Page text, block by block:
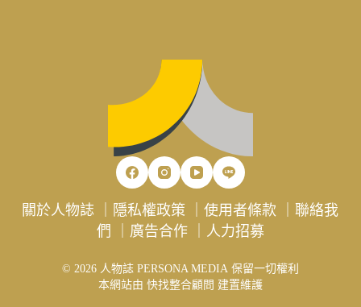
關於人物誌 隱私權政策 ｜使用者條款 ｜聯絡我
們
廣告合作｜ 人力招募
© 2026 人物誌 PERSONA MEDIA 保留一切權利
本網站由 快找整合顧問 建置維護